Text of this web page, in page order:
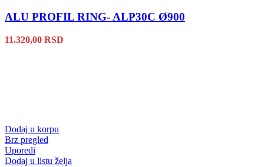
ALU PROFIL RING- ALP30C Ø900
11.320,00 RSD
Dodaj u korpu
Brz pregled
Uporedi
Dodaj u listu želja